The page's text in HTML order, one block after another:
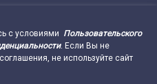
с условиями Пользовательского
. Если Вы не
не используйте сайт